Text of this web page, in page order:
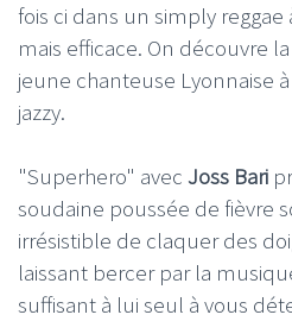
fois ci dans un simply
mais efficace. On découvre
jeune chanteuse Lyonnaise
jazzy.
"Superhero" avec Joss Bari
soudaine poussée de fièvre
irrésistible de claquer des
laissant bercer par la
suffisant à lui seul à vous